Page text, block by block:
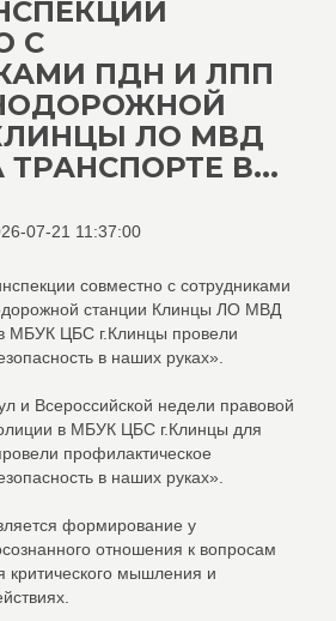
С
ПДН И ЛПП
ЛО МВД
В...
07-21 11:37:00
совместно с сотрудниками
станции Клинцы ЛО МВД
МБУК ЦБС г.Клинцы провели
в наших руках».
и Всероссийской недели правовой
в МБУК ЦБС г.Клинцы для
профилактическое
в наших руках».
формирование у
отношения к вопросам
критического мышления и